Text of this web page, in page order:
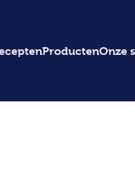
ProductenOnze